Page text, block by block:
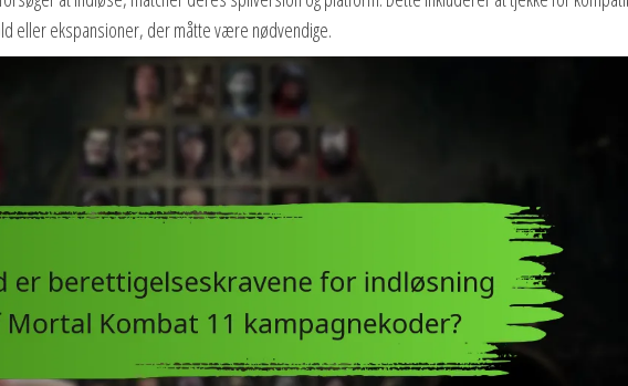
eller ekspansioner, der måtte være nødvendige.